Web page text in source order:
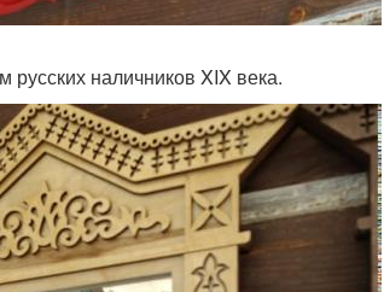
наличников XIX века.